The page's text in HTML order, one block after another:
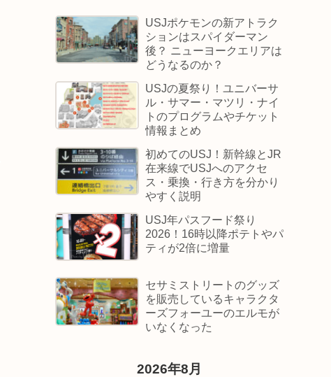
USJポケモンの新アトラク
ションはスパイダーマン
後？ ニューヨークエリアは
どうなるのか？
USJの夏祭り！ユニバーサ
ル・サマー・マツリ・ナイ
トのプログラムやチケット
情報まとめ
初めてのUSJ！新幹線とJR
在来線でUSJへのアクセ
ス・乗換・行き方を分かり
やすく説明
USJ年パスフード祭り
2026！16時以降ポテトやパ
ティが2倍に増量
セサミストリートのグッズ
を販売しているキャラクタ
ーズフォーユーのエルモが
いなくなった
2026年8月